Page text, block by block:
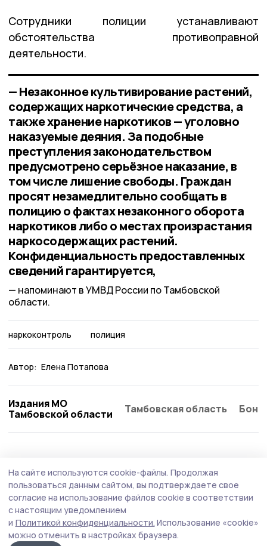
Сотрудники полиции устанавливают
обстоятельства противоправной
деятельности.
— Незаконное культивирование растений,
содержащих наркотические средства, а
также хранение наркотиков — уголовно
наказуемые деяния. За подобные
преступления законодательством
предусмотрено серьёзное наказание, в
том числе лишение свободы. Граждан
просят незамедлительно сообщать в
полицию о фактах незаконного оборота
наркотиков либо о местах произрастания
наркосодержащих растений.
Конфиденциальность предоставленных
сведений гарантируется,
напоминают в УМВД России по Тамбовской
области.
наркоконтроль полиция
Автор: Елена Потапова
Издания МО
Тамбовской области
Тамбовская область
Присвоить чужие деньги попытался
житель Мичуринска
Полицейские наукограда раскрыли кражу портмоне в
магазине.
На сайте используются cookie-файлы. Продолжая
пользоваться данным сайтом, вы подтверждаете свое
согласие на использование файлов cookie в соответствии
с настоящим уведомлением
и Политикой конфиденциальности. Использование «cookie»
можно отменить в настройках браузера.